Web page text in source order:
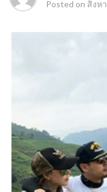
Posted on สิงห